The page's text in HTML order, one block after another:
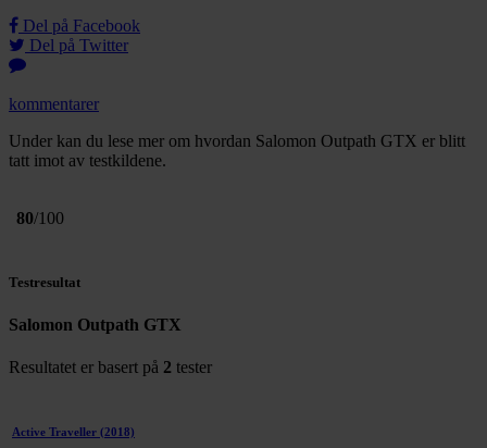
Del på Facebook
Del på Twitter
kommentarer
Under kan du lese mer om hvordan Salomon Outpath GTX er blitt
tatt imot av testkildene.
80/100
Testresultat
Salomon Outpath GTX
Resultatet er basert på 2 tester
Active Traveller (2018)